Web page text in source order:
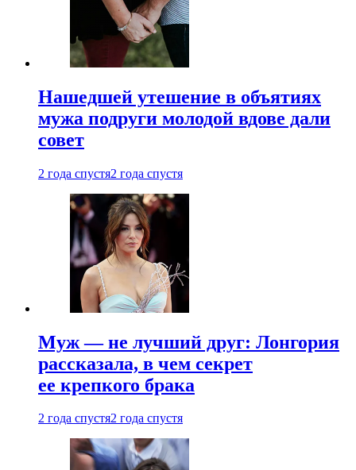
Нашедшей утешение в объятиях
мужа подруги молодой вдове дали
совет
2 года спустя2 года спустя
Муж — не лучший друг: Лонгория
рассказала, в чем секрет
ее крепкого брака
2 года спустя2 года спустя